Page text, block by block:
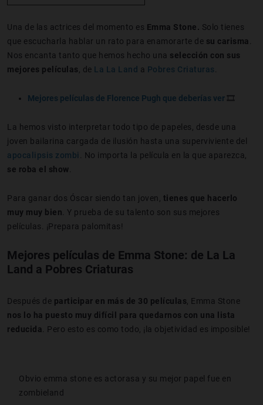
Una de las actrices del momento es Emma Stone. Solo tienes
que escucharla hablar un rato para enamorarte de su carisma
Nos encanta tanto que hemos hecho una selección con sus
mejores películas , de La La Land a Pobres Criaturas
Mejores películas de Florence Pugh que deberías ver 🎞️
La hemos visto interpretar todo tipo de papeles, desde una
joven bailarina cargada de ilusión hasta una superviviente del
apocalipsis zombi
. No importa la película en la que aparezca,
se roba el show
Para ganar dos Óscar siendo tan joven, tienes que hacerlo
muy muy bien . Y prueba de su talento son sus mejores
películas. ¡Prepara palomitas!
Mejores películas de Emma Stone: de La La
Land a Pobres Criaturas
Después de participar en más de 30 películas , Emma Stone
nos lo ha puesto muy difícil para quedarnos con una lista
reducida . Pero esto es como todo, ¡la objetividad es imposible!
Obvio emma stone es actorasa y su mejor papel fue en
zombieland